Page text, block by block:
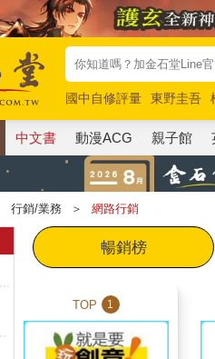
國中自修評量 東野圭吾
唯紅花綻放
奧德賽 路邊
中文書 動漫ACG 親子館
行銷/業務 ＞ 網路行銷
暢銷榜
TOP 1